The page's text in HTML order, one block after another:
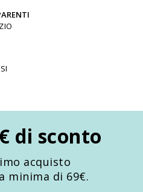
di sconto
acquisto
minima di 69€.